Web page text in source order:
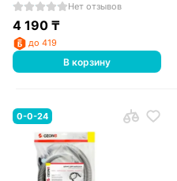
Нет отзывов
4 190₸
до 419
В корзину
0-0-24